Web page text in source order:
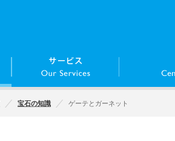
宝石の知識 ゲーテとガーネット